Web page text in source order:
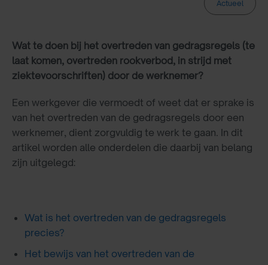
Actueel
Wat te doen bij het overtreden van gedragsregels (te
laat komen, overtreden rookverbod, in strijd met
ziektevoorschriften) door de werknemer?
Een werkgever die vermoedt of weet dat er sprake is
van het overtreden van de gedragsregels door een
werknemer, dient zorgvuldig te werk te gaan. In dit
artikel worden alle onderdelen die daarbij van belang
zijn uitgelegd:
Wat is het overtreden van de gedragsregels
precies?
Het bewijs van het overtreden van de